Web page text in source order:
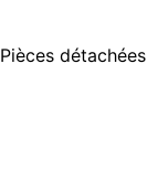
Pièces détachées